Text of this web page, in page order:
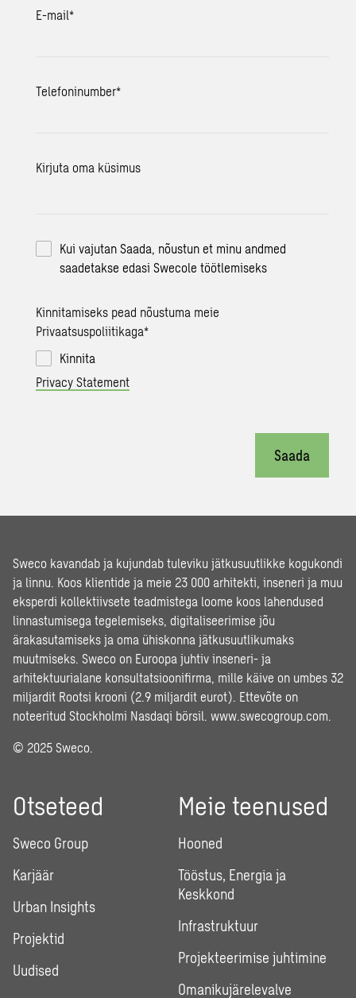
E-mail*
Telefoninumber*
Kirjuta oma küsimus
Kui vajutan Saada, nõustun et minu andmed
saadetakse edasi Swecole töötlemiseks
Kinnitamiseks pead nõustuma meie
Privaatsuspoliitikaga*
Kinnita
Privacy Statement
Saada
Sweco kavandab ja kujundab tuleviku jätkusuutlikke kogukondi
ja linnu. Koos klientide ja meie 23 000 arhitekti, inseneri ja muu
eksperdi kollektiivsete teadmistega loome koos lahendused
linnastumisega tegelemiseks, digitaliseerimise jõu
ärakasutamiseks ja oma ühiskonna jätkusuutlikumaks
muutmiseks. Sweco on Euroopa juhtiv inseneri- ja
arhitektuurialane konsultatsioonifirma, mille käive on umbes 32
miljardit Rootsi krooni (2.9 miljardit eurot). Ettevõte on
noteeritud Stockholmi Nasdaqi börsil. www.swecogroup.com
© 2025 Sweco.
Otseteed
Sweco Group
Karjäär
Urban Insights
Projektid
Uudised
Meie teenused
Hooned
Tööstus, Energia ja
Keskkond
Infrastruktuur
Projekteerimise juhtimine
Omanikujärelevalve